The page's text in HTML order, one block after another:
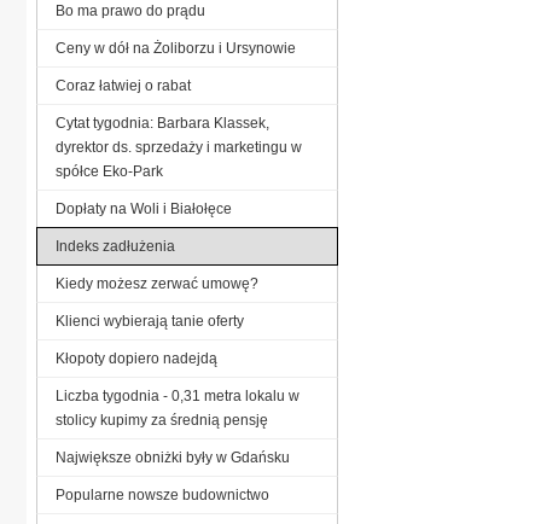
Bo ma prawo do prądu
Ceny w dół na Żoliborzu i Ursynowie
Coraz łatwiej o rabat
Cytat tygodnia: Barbara Klassek,
dyrektor ds. sprzedaży i marketingu w
spółce Eko-Park
Dopłaty na Woli i Białołęce
Indeks zadłużenia
Kiedy możesz zerwać umowę?
Klienci wybierają tanie oferty
Kłopoty dopiero nadejdą
Liczba tygodnia - 0,31 metra lokalu w
stolicy kupimy za średnią pensję
Największe obniżki były w Gdańsku
Popularne nowsze budownictwo